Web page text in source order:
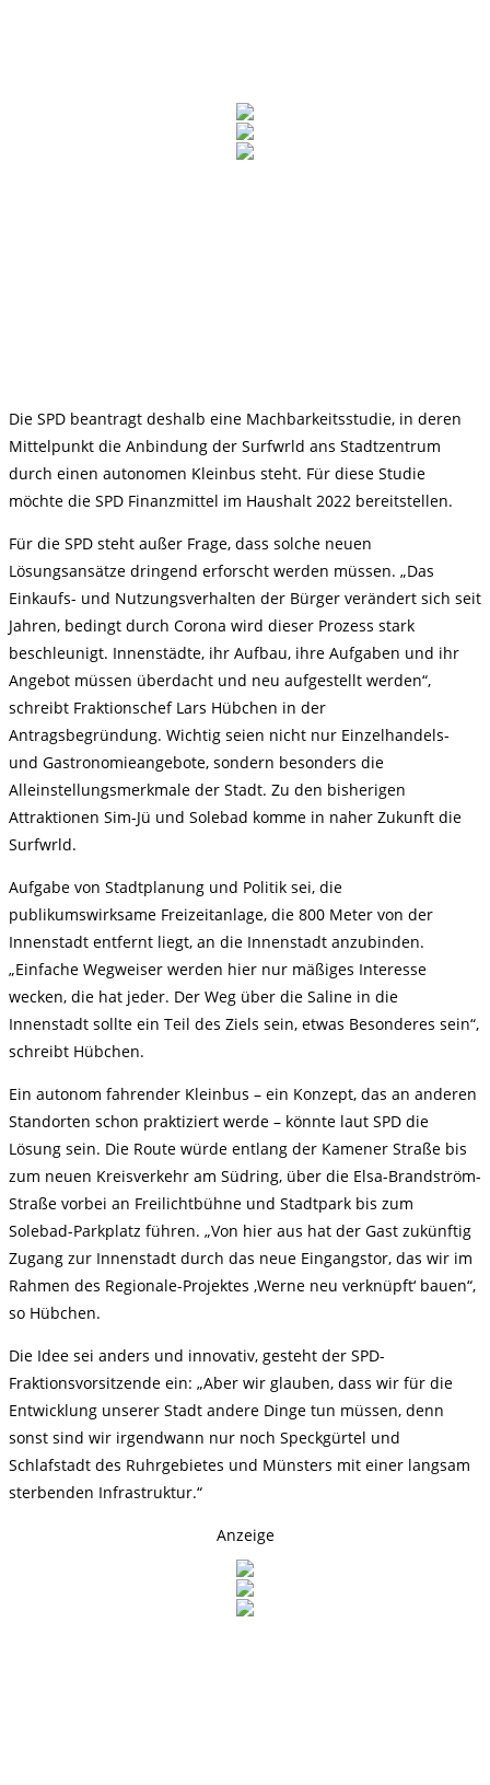
Die SPD beantragt deshalb eine Machbarkeitsstudie, in deren
Mittelpunkt die Anbindung der Surfwrld ans Stadtzentrum
durch einen autonomen Kleinbus steht. Für diese Studie
möchte die SPD Finanzmittel im Haushalt 2022 bereitstellen.
Für die SPD steht außer Frage, dass solche neuen
Lösungsansätze dringend erforscht werden müssen. „Das
Einkaufs- und Nutzungsverhalten der Bürger verändert sich seit
Jahren, bedingt durch Corona wird dieser Prozess stark
beschleunigt. Innenstädte, ihr Aufbau, ihre Aufgaben und ihr
Angebot müssen überdacht und neu aufgestellt werden“,
schreibt Fraktionschef Lars Hübchen in der
Antragsbegründung. Wichtig seien nicht nur Einzelhandels-
und Gastronomieangebote, sondern besonders die
Alleinstellungsmerkmale der Stadt. Zu den bisherigen
Attraktionen Sim-Jü und Solebad komme in naher Zukunft die
Surfwrld.
Aufgabe von Stadtplanung und Politik sei, die
publikumswirksame Freizeitanlage, die 800 Meter von der
Innenstadt entfernt liegt, an die Innenstadt anzubinden.
„Einfache Wegweiser werden hier nur mäßiges Interesse
wecken, die hat jeder. Der Weg über die Saline in die
Innenstadt sollte ein Teil des Ziels sein, etwas Besonderes sein“,
schreibt Hübchen.
Ein autonom fahrender Kleinbus – ein Konzept, das an anderen
Standorten schon praktiziert werde – könnte laut SPD die
Lösung sein. Die Route würde entlang der Kamener Straße bis
zum neuen Kreisverkehr am Südring, über die Elsa-Brandström-
Straße vorbei an Freilichtbühne und Stadtpark bis zum
Solebad-Parkplatz führen. „Von hier aus hat der Gast zukünftig
Zugang zur Innenstadt durch das neue Eingangstor, das wir im
Rahmen des Regionale-Projektes ‚Werne neu verknüpft‘ bauen“,
so Hübchen.
Die Idee sei anders und innovativ, gesteht der SPD-
Fraktionsvorsitzende ein: „Aber wir glauben, dass wir für die
Entwicklung unserer Stadt andere Dinge tun müssen, denn
sonst sind wir irgendwann nur noch Speckgürtel und
Schlafstadt des Ruhrgebietes und Münsters mit einer langsam
sterbenden Infrastruktur.“
Anzeige